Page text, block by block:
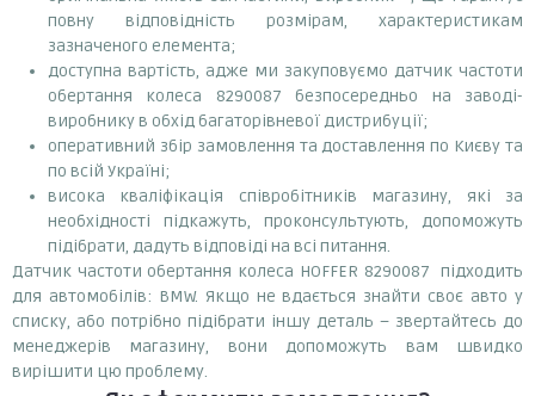
повну відповідність розмірам, характеристикам
зазначеного елемента;
доступна вартість, адже ми закуповуємо датчик частоти
обертання колеса 8290087 безпосередньо на заводі-
виробнику в обхід багаторівневої дистрибуції;
оперативний збір замовлення та доставлення по Києву та
по всій Україні;
висока кваліфікація співробітників магазину, які за
необхідності підкажуть, проконсультують, допоможуть
підібрати, дадуть відповіді на всі питання.
Датчик частоти обертання колеса HOFFER 8290087 підходить
для автомобілів: BMW. Якщо не вдається знайти своє авто у
списку, або потрібно підібрати іншу деталь – звертайтесь до
менеджерів магазину, вони допоможуть вам швидко
вирішити цю проблему.